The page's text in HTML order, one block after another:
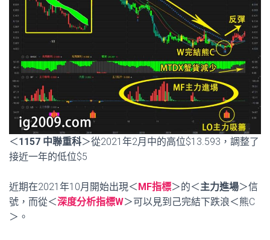
N
＜1157 中聯重科＞從2021年2月中的高位$13.593，調整了
接近一年的低位$5
近期在2021年10月開始出現＜MF指標＞的＜主力進場＞信
號，而從＜深度分析指標W＞可以見到己完結下跌浪＜熊C
＞。